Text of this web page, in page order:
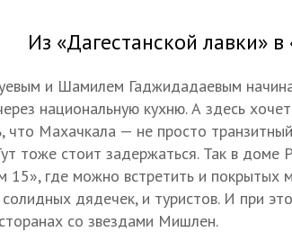
Из «Дагестанской лавки»
и Шамилем Гаджидадаевым
национальную кухню. А здесь
что Махачкала — не просто
тоже стоит задержаться. Так в доме
15», где можно встретить и покрытых
дядечек, и туристов. И при
со звездами Мишлен.